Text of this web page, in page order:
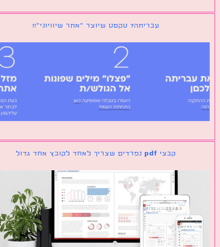
עבריתה? טקסט שיוצר ״אתר שיוויוני״!!